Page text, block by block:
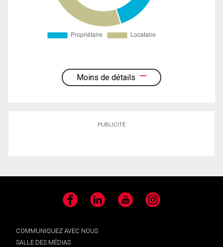
Moins de détails
PUBLICITÉ
Facebook LinkedIn YouTube Instagram
COMMUNIQUEZ AVEC NOUS
SALLE DES MÉDIAS